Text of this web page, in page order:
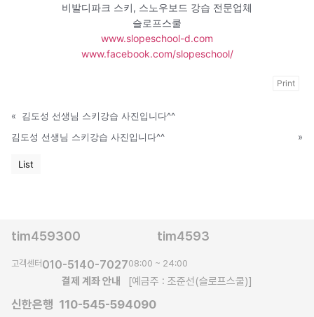
비발디파크 스키, 스노우보드 강습 전문업체
슬로프스쿨
www.slopeschool-d.com
www.facebook.com/slopeschool/
Print
«
김도성 선생님 스키강습 사진입니다^^
김도성 선생님 스키강습 사진입니다^^
»
List
tim459300 tim4593
고객센터010-5140-702708:00 ~ 24:00
결제 계좌 안내 [예금주 : 조준선(슬로프스쿨)]
신한은행 110-545-594090